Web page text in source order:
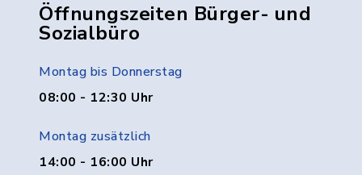
Öffnungszeiten Bürger- und
Sozialbüro
Montag bis Donnerstag
08:00 - 12:30 Uhr
Montag zusätzlich
14:00 - 16:00 Uhr